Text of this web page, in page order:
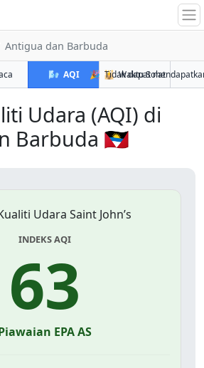
Antigua dan Barbuda
🌬️ AQI 🕌 Waktu Solat
🎉 Tidak dapat
Udara (AQI) di
Barbuda 🇦🇬
Udara Saint John’s
INDEKS AQI
63
EPA AS